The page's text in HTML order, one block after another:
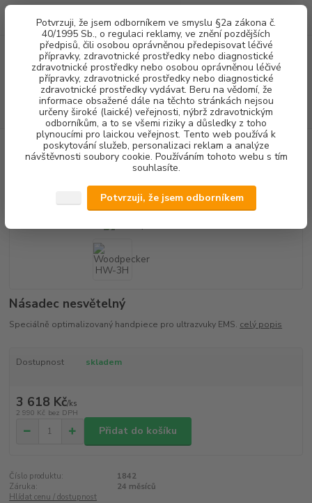
Potvrzuji, že jsem odborníkem ve smyslu §2a zákona č.
40/1995 Sb., o regulaci reklamy, ve znění pozdějších
předpisů, čili osobou oprávněnou předepisovat léčivé
přípravky, zdravotnické prostředky nebo diagnostické
zdravotnické prostředky nebo osobou oprávněnou léčivé
přípravky, zdravotnické prostředky nebo diagnostické
zdravotnické prostředky vydávat. Beru na vědomí, že
informace obsažené dále na těchto stránkách nejsou
určeny široké (laické) veřejnosti, nýbrž zdravotnickým
odborníkům, a to se všemi riziky a důsledky z toho
plynoucími pro laickou veřejnost. Tento web používá k
poskytování služeb, personalizaci reklam a analýze
návštěvnosti soubory cookie. Používáním tohoto webu s tím
souhlasíte.
Potvrzuji, že jsem odborníkem
Menu
CZK
Hledat
(Po-Pá, 8-16 hod.)
za0,00 Kč
STOMATOLOGICKÉ SOUPRAVY + NÁHRADNÍ DÍLY
Woodpecker
HW-3H
Woodpecker HW-3H
Násadec nesvětelný
Speciálně optimalizovaný handpiece pro ultrazvuky EMS. celý popis
Dostupnost skladem
3 618 Kč/ks
2 990 Kč bez DPH
Přidat do košíku
Číslo produktu:
1842
Záruka:
24 měsíců
Hlídat cenu / dostupnost